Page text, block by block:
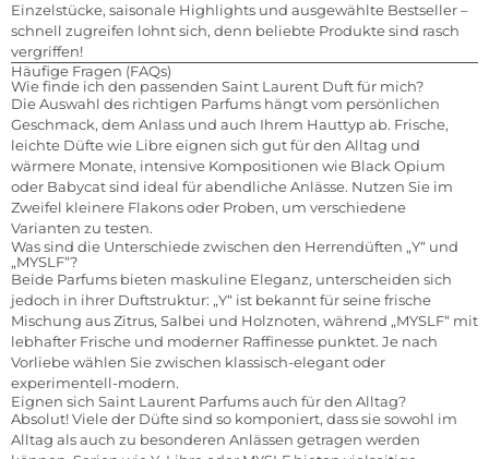
Einzelstücke, saisonale Highlights und ausgewählte Bestseller –
schnell zugreifen lohnt sich, denn beliebte Produkte sind rasch
vergriffen!
Häufige Fragen (FAQs)
Wie finde ich den passenden Saint Laurent Duft für mich?
Die Auswahl des richtigen Parfums hängt vom persönlichen
Geschmack, dem Anlass und auch Ihrem Hauttyp ab. Frische,
leichte Düfte wie Libre eignen sich gut für den Alltag und
wärmere Monate, intensive Kompositionen wie Black Opium
oder Babycat sind ideal für abendliche Anlässe. Nutzen Sie im
Zweifel kleinere Flakons oder Proben, um verschiedene
Varianten zu testen.
Was sind die Unterschiede zwischen den Herrendüften „Y“ und
„MYSLF“?
Beide Parfums bieten maskuline Eleganz, unterscheiden sich
jedoch in ihrer Duftstruktur: „Y“ ist bekannt für seine frische
Mischung aus Zitrus, Salbei und Holznoten, während „MYSLF“ mit
lebhafter Frische und moderner Raffinesse punktet. Je nach
Vorliebe wählen Sie zwischen klassisch-elegant oder
experimentell-modern.
Eignen sich Saint Laurent Parfums auch für den Alltag?
Absolut! Viele der Düfte sind so komponiert, dass sie sowohl im
Alltag als auch zu besonderen Anlässen getragen werden